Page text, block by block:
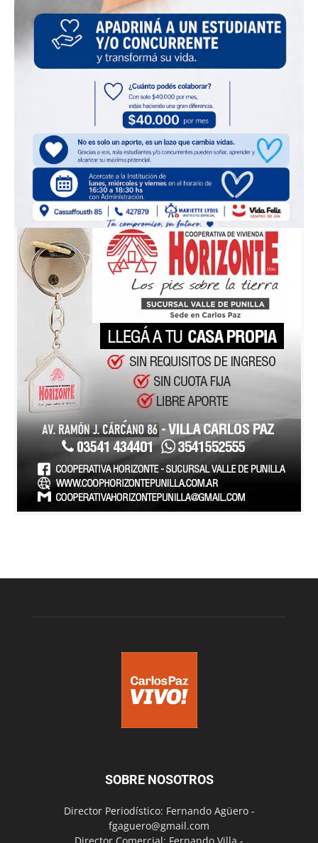
SOBRE NOSOTROS
Director Periodístico: Fernando Agüero -
fgaguero@gmail.com